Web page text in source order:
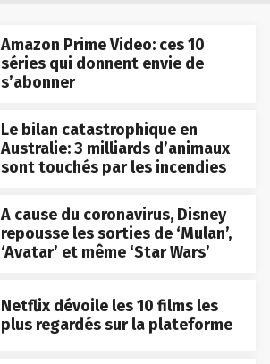
Amazon Prime Video: ces 10
séries qui donnent envie de
s’abonner
Le bilan catastrophique en
Australie: 3 milliards d’animaux
sont touchés par les incendies
A cause du coronavirus, Disney
repousse les sorties de ‘Mulan’,
‘Avatar’ et même ‘Star Wars’
Netflix dévoile les 10 films les
plus regardés sur la plateforme